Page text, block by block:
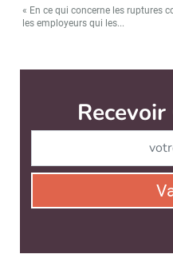
« En ce qui concerne les ruptures
les employeurs qui les...
CSE
QUI SOMMES-NOUS ?